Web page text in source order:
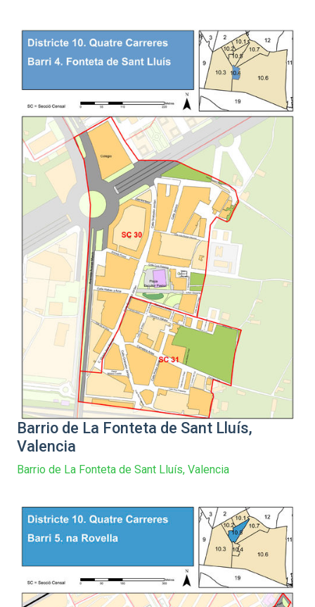
Barrio de La Fonteta de Sant Lluís,
Valencia
Barrio de La Fonteta de Sant Lluís, Valencia